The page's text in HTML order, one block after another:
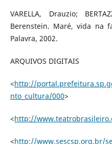
VARELLA, Drauzio;
Berenstein. Maré, vida na
Palavra, 2002.
ARQUIVOS DIGITAIS
<http://
nto_cultura/000>
<http://
<http://www.sescsp.org.br/